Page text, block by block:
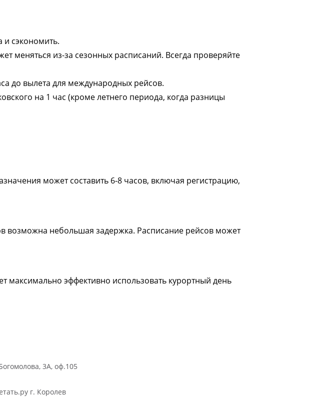
и сэкономить.
меняться из-за сезонных расписаний. Всегда проверяйте
до вылета для международных рейсов.
на 1 час (кроме летнего периода, когда разницы
может составить 6-8 часов, включая регистрацию,
возможна небольшая задержка. Расписание рейсов может
эффективно использовать курортный день
3А, оф.105
г. Королев